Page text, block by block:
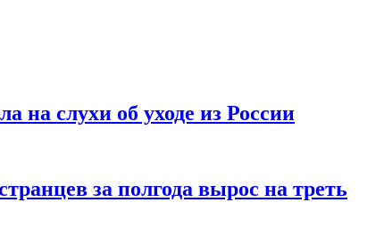
на слухи об уходе из России
за полгода вырос на треть